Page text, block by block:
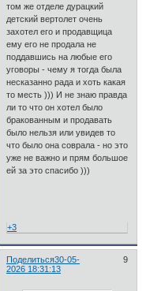
том же отделе дурацкий
детский вертолет очень
захотел его и продавщица
ему его не продала не
поддавшись на любые его
уговоры - чему я тогда была
несказанно рада и хоть какая
то месть ))) И не знаю правда
ли то что он хотел было
бракованным и продавать
было нельзя или увидев то
что было она соврала - но это
уже не важно и прям большое
ей за это спасибо )))
+3
Поделиться 9
30-05-
2026 18:31:13